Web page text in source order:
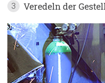
3 Veredeln der